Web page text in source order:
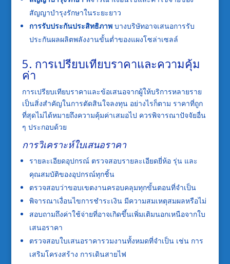
สัญญาบำรุงรักษาในระยะยาว
การรับประกันประสิทธิภาพ บางบริษัทอาจเสนอการรับ
ประกันผลผลิตพลังงานขั้นต่ำของแผงโซล่าเซลล์
5. การเปรียบเทียบราคาและความคุ้ม
ค่า
การเปรียบเทียบราคาและข้อเสนอจากผู้ให้บริการหลายราย
เป็นสิ่งสำคัญในการตัดสินใจลงทุน อย่างไรก็ตาม ราคาที่ถูก
ที่สุดไม่ได้หมายถึงความคุ้มค่าเสมอไป ควรพิจารณาปัจจัยอื่น
ๆ ประกอบด้วย
การวิเคราะห์ใบเสนอราคา
รายละเอียดอุปกรณ์ ตรวจสอบรายละเอียดยี่ห้อ รุ่น และ
คุณสมบัติของอุปกรณ์ทุกชิ้น
ตรวจสอบว่าขอบเขตงานครอบคลุมทุกขั้นตอนที่จำเป็น
พิจารณาเงื่อนไขการชำระเงิน มีความสมเหตุสมผลหรือไม่
สอบถามถึงค่าใช้จ่ายที่อาจเกิดขึ้นเพิ่มเติมนอกเหนือจากใบ
เสนอราคา
ตรวจสอบใบเสนอราคารวมงานทั้งหมดที่จำเป็น เช่น การ
เสริมโครงสร้าง การเดินสายไฟ